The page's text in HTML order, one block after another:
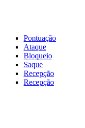
Pontuação
Ataque
Bloqueio
Saque
Recepção
Recepção